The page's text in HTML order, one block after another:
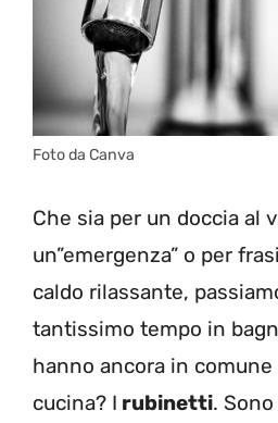
Foto da Canva
Che sia per un doccia al
un”emergenza” o per
caldo rilassante,
tantissimo tempo in
hanno ancora in comune
cucina? I rubinetti.